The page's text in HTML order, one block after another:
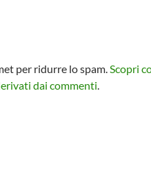
per ridurre lo spam.Scopri
dai commenti.